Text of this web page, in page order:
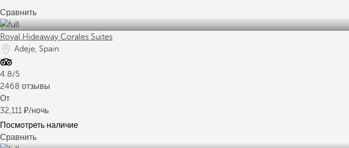
Сравнить
Royal Hideaway Corales Suites
Adeje, Spain
4.8/5
2468 отзывы
От
32,111
/ночь
Посмотреть наличие
Сравнить